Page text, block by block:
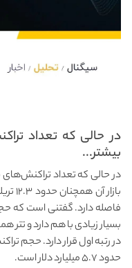
بیشتر...
فاصله دارد. گفتنی است که
در رتبه اول قرار دارد. حجم
حدود ۵.۷ میلیارد دلار است.